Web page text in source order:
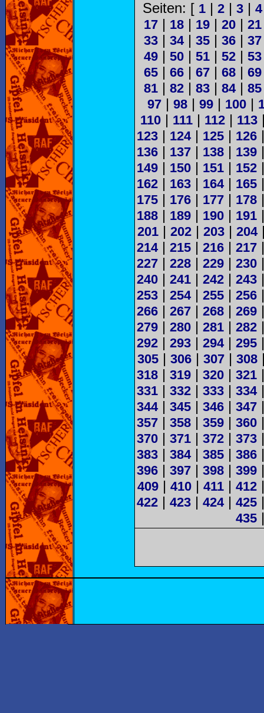
Seiten: [ 1 | 2 | 3 | 4
17 | 18 | 19 | 20 | 21
33 | 34| 35 | 36 | 37
49 | 50 | 51 | 52 | 53
65 | 66 | 67 | 68 | 69
81 | 82 | 83 | 84| 85
97 | 98 | 99 | 100 |
110| 111| 112| 113
123 | 124| 125 | 126
136 | 137 | 138 | 139
149 | 150 | 151 | 152
162 | 163 | 164| 165
175 | 176 | 177 | 178
188 | 189 | 190 | 191
201| 202| 203| 204
214| 215 | 216 | 217
227 | 228 | 229 | 230
240 | 241 | 242 | 243
253 | 254| 255 | 256
266 | 267 | 268 | 269
279 | 280 | 281 | 282
292 | 293 | 294| 295
305| 306| 307| 308
318 | 319 | 320 | 321
331 | 332 | 333 | 334
344| 345 | 346 | 347
357 | 358 | 359 | 360
370 | 371 | 372 | 373
383 | 384| 385 | 386
396 | 397 | 398 | 399
409| 410| 411| 412
422 | 423 | 424| 425
435